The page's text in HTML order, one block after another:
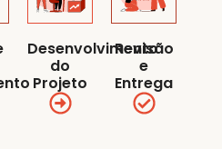
Desenvolvimento
do
Projeto
Revisão
e
Entrega